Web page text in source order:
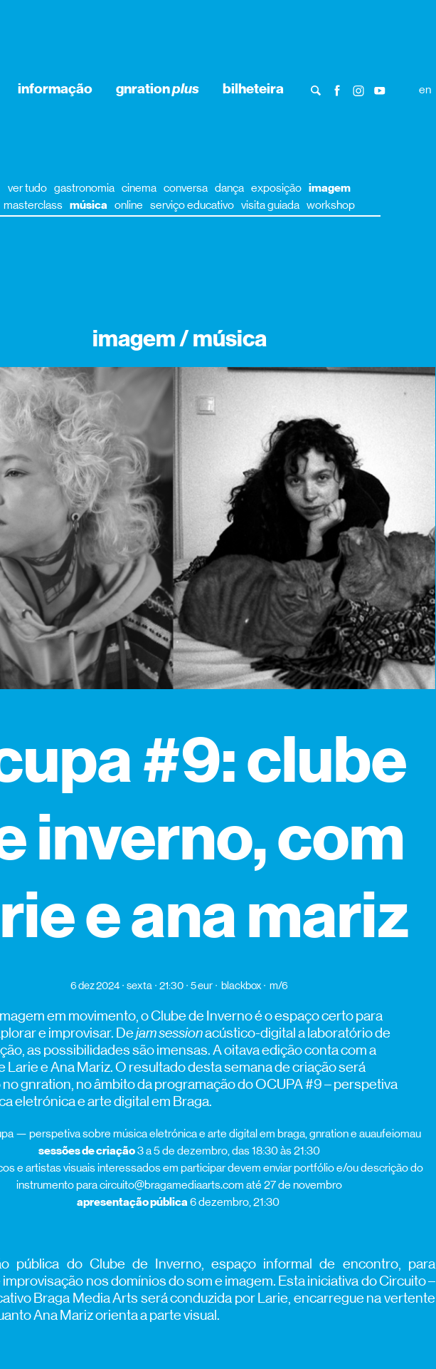
informação gnrationplus bilheteira en
ver tudo gastronomia cinema conversa dança exposição imagem
masterclass música online serviço educativo visita guiada workshop
imagem / música
#9: clube
inverno, com
e ana mariz
6 dez 2024 sexta 21:30 5 eur blackbox m/6
em movimento, o Clube de Inverno é o espaço certo para
e improvisar. Dejam sessionacústico-digital a laboratório de
as possibilidades são imensas. A oitava edição conta com a
Larie e Ana Mariz. O resultado desta semana de criação será
gnration, no âmbito da programação do OCUPA #9 – perspetiva
eletrónica e arte digital em Braga.
— perspetiva sobre música eletrónica e arte digital em braga, gnration e auaufeiomau
sessões de criação3 a 5 de dezembro, das 18:30 às 21:30
e artistas visuais interessados em participar devem enviar portfólio e/ou descrição do
instrumento para circuito@bragamediaarts.com até 27 de novembro
apresentação pública6 dezembro, 21:30
pública do Clube de Inverno, espaço informal de encontro, para
nos domínios do som e imagem. Esta iniciativa do Circuito –
Braga Media Arts será conduzida por Larie, encarregue na vertente
Ana Mariz orienta a parte visual.